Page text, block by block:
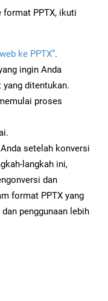
format PPTX, ikuti
ke PPTX”.
ingin Anda
ditentukan.
proses
setelah konversi
langkah ini,
dan
format PPTX yang
penggunaan lebih